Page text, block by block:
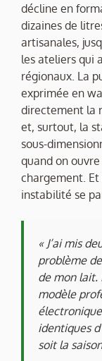
décline en
dizaines de
artisanales,
les ateliers qui
régionaux. La
exprimée en
directement la
et, surtout, la
sous-
quand on
chargement.
instabilité se
« J’ai mis
problème
de mon lait.
modèle
identiques
soit la